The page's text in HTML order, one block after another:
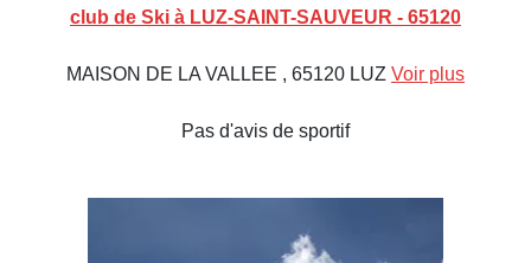
club de Ski à LUZ-SAINT-SAUVEUR - 65120
MAISON DE LA VALLEE , 65120 LUZ Voir plus
Pas d'avis de sportif